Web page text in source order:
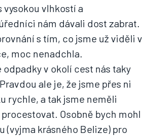
vysokou vlhkostí a
nám dávali dost zabrat.
s tím, co jsme už viděli v
moc nenadchla.
v okolí cest nás taky
ale je, že jsme přes ni
rychle, a tak jsme neměli
Osobně bych mohl
(vyjma krásného Belize) pro